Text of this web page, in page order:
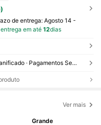
de entrega:Agosto 14 -
em até 12dias
Reenviar se o item estiver perdido/danificado · Pagamentos Seguros · Proteção de privacidade
Ver mais
Grande